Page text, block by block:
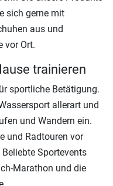
sich gerne mit
aus und
vor Ort.
trainieren
sportliche Betätigung.
allerart und
und Wandern ein.
und Radtouren vor
Sportevents
Marathon und die